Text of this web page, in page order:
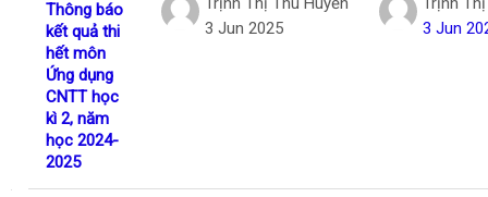
Thông báo
kết quả thi
hết môn
Ứng dụng
CNTT học
kì 2, năm
học 2024-
2025
3 Jun 2025
3 Jun